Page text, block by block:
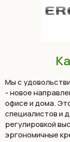
Мы с
- новое
офисе и дома.
специалистов и
регулировкой
эргономичные